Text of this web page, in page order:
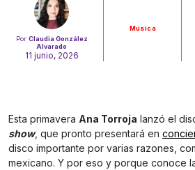
Por Claudia González
Alvarado
11 junio, 2026
Música
Esta primavera Ana Torroja lanzó el
show, que pronto presentará en
disco importante por varias razones,
mexicano. Y por eso y porque conoce